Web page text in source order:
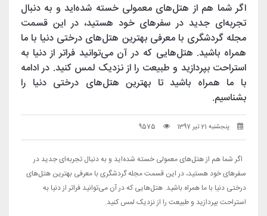
اگر شما هم از هتل‌های معمولی خسته شده‌اید و به دنبال
تجربه‌ای جدید در سفرهای خود هستید، در این قسمت
مجله گردشگری با معرفی بهترین هتل‌های درختی دنیا با ما
همراه باشید. هتل‌هایی که در آن می‌توانید فراتر از دنیا به
استراحت بپردازید و طبیعت را از نزدیک لمس کنید. در ادامه
با ما همراه باشید تا بهترین هتل‌های درختی دنیا را
بشناسیم.
پنجشنبه 21 تیر 1397 9575
اگر شما هم از هتل‌های معمولی خسته شده‌اید و به دنبال تجربه‌ای جدید در
سفرهای خود هستید، در این قسمت مجله گردشگری با معرفی بهترین هتل‌های
درختی دنیا با ما همراه باشید. هتل‌هایی که در آن می‌توانید فراتر از دنیا به
استراحت بپردازید و طبیعت را از نزدیک لمس کنید.